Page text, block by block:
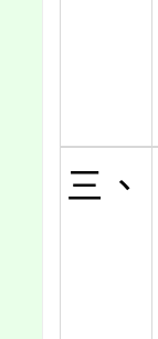
三、